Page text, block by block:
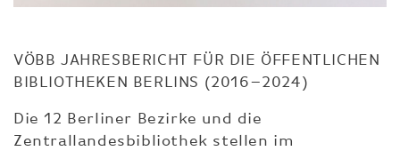
VÖBB JAHRESBERICHT FÜR DIE ÖFFENTLICHEN
BIBLIOTHEKEN BERLINS (2016–2024)
Die 12 Berliner Bezirke und die
Zentrallandesbibliothek stellen im